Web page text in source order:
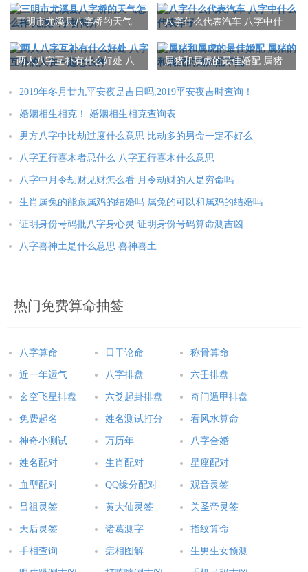
三明市尤溪县八字桥的天气
八字什么代表汽车 八字中什
两人八字互补有什么好处 八
属猪和属虎的最佳婚配 属猪
2019年冬月廿九平安夜是吉日吗,2019平安夜吉时查询！
婚姻相生相克！ 婚姻相生相克查询表
男方八字中比劫过度什么意思 比劫多的男命一定不好么
八字五行喜木者忌什么 八字五行喜木什么意思
八字中月令劫财见财怎么看 月令劫财的人是穷命吗
生肖属兔的能跟属鸡的结婚吗 属兔的可以和属鸡的结婚吗
证明身份号码批八字身心灵 证明身份号码算命测吉凶
八字喜神土是什么意思 喜神喜土
热门免费算命抽签
八字算命 日干论命 称骨算命
近一年运气 八字排盘 六壬排盘
玄空飞星排盘 六爻起卦排盘 奇门遁甲排盘
免费起名 姓名测试打分 看风水算命
神奇小测试 万历年 八字合婚
姓名配对 生肖配对 星座配对
血型配对 QQ缘分配对 观音灵签
吕祖灵签 黄大仙灵签 关圣帝灵签
天后灵签 诸葛测字 指纹算命
手相查询 痣相图解 生男生女预测